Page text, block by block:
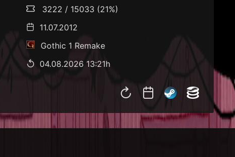
3222 / 15033 (21%)
11.07.2012
Gothic 1 Remake
04.08.2026 13:21h